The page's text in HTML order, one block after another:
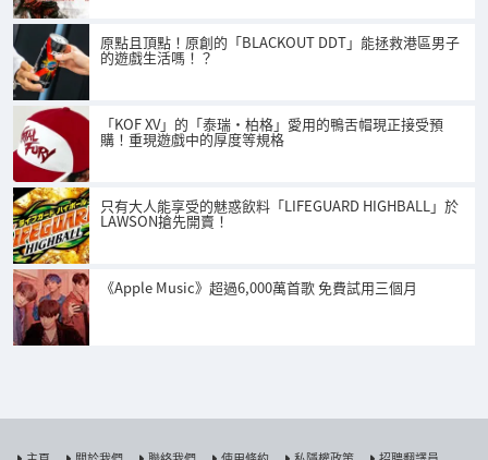
原點且頂點！原創的「BLACKOUT DDT」能拯救港區男子
的遊戲生活嗎！？
「KOF XV」的「泰瑞·柏格」愛用的鴨舌帽現正接受預
購！重現遊戲中的厚度等規格
只有大人能享受的魅惑飲料「LIFEGUARD HIGHBALL」於
LAWSON搶先開賣！
《Apple Music》超過6,000萬首歌 免費試用三個月